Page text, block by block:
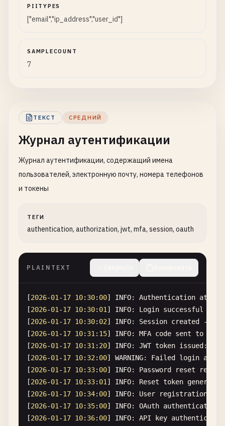
PIITYPES
["email","ip_address","user_id"]
SAMPLECOUNT
7
ТЕКСТ СРЕДНИЙ
Журнал аутентификации
Журнал аутентификации, содержащий имена
пользователей, электронную почту, номера телефонов
и токены
ТЕГИ
authentication, authorization, jwt, mfa, session, oauth
PLAINTEXT
[2026-01 -17 10: 30: 00] INFO: Authentication
[2026-01 -17 10: 30: 01 ] INFO: Login successful
[2026-01 -17 10: 30: 02] INFO: Session created -
[2026-01 -17 10: 31 : 15] INFO: MFA code sent to
[2026-01 -17 10: 31 : 20] INFO: JWT token issued :
[2026-01 -17 10: 32 : 00] WARNING: Failed login
[2026-01 -17 10: 33: 00] INFO: Password reset
[2026-01 -17 10: 33: 01 ] INFO: Reset token generated
[2026-01 -17 10: 34: 00] INFO: User registration
[2026-01 -17 10: 35: 00] INFO: OAuth authentication
[2026-01 -17 10: 36: 00] INFO: API key